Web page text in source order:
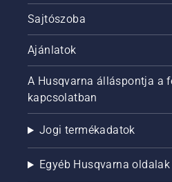
Sajtószoba
Ajánlatok
A Husqvarna álláspontja a
kapcsolatban
Jogi termékadatok
Egyéb Husqvarna oldalak